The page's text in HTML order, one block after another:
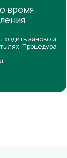
время
ходить заново и
Процедура